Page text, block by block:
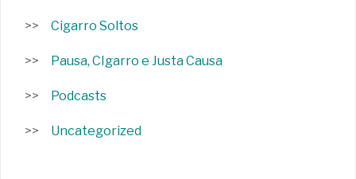
Cigarro Soltos
Pausa, CIgarro e Justa Causa
Podcasts
Uncategorized